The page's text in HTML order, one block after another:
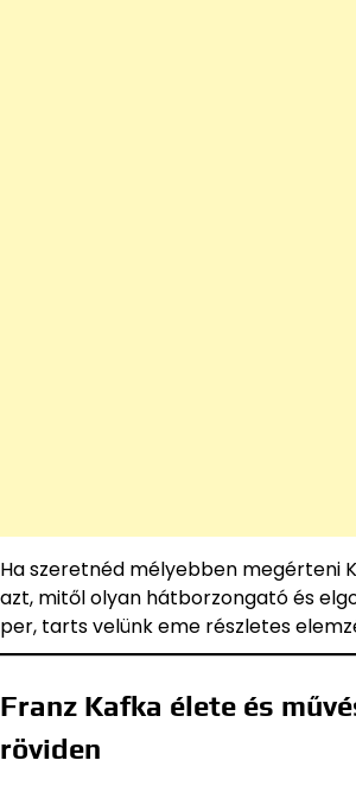
Ha szeretnéd mélyebben megérteni
azt, mitől olyan hátborzongató és
per, tarts velünk eme részletes
Franz Kafka élete és
röviden